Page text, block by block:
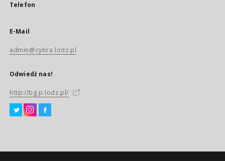
Telefon
E-Mail
admin@cybra.lodz.pl
Odwiedź nas!
http://bg.p.lodz.pl/